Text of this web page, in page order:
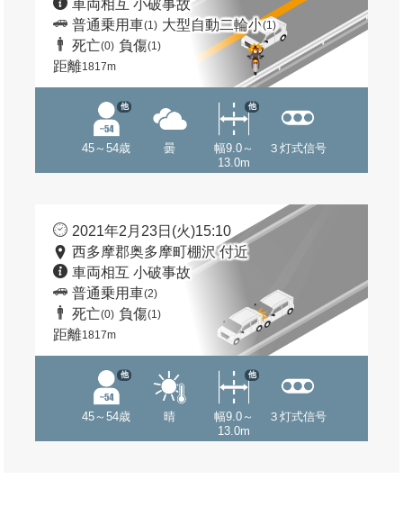
車両相互 小破事故
普通乗用車(1) 大型自動二輪小(1)
死亡(0) 負傷(1)
距離1817m
45～54歳
他
曇
幅9.0～
13.0m
他
３灯式信号
2021年2月23日(火)15:10
西多摩郡奥多摩町棚沢 付近
車両相互 小破事故
普通乗用車(2)
死亡(0) 負傷(1)
距離1817m
45～54歳
他
晴
幅9.0～
13.0m
他
３灯式信号